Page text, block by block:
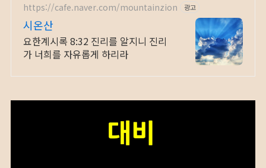
https://cafe.naver.com/mountainzion 광고
시온산
요한계시록 8:32 진리를 알지니 진리
가 너희를 자유롭게 하리라